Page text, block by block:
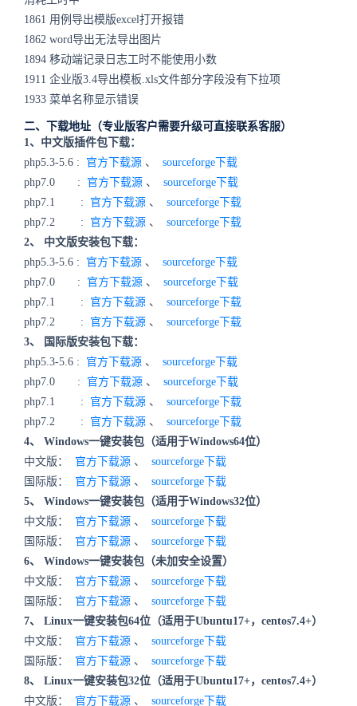
1861 用例导出模版excel打开报错
1862 word导出无法导出图片
1894 移动端记录日志工时不能使用小数
1911 企业版3.4导出模板.xls文件部分字段没有下拉项
1933 菜单名称显示错误
二、下载地址（专业版客户需要升级可直接联系客服）
1、中文版插件包下载：
php5.3-5.6 : 官方下载源 、 sourceforge下载
php7.0 : 官方下载源 、 sourceforge下载
php7.1 : 官方下载源 、 sourceforge下载
php7.2 : 官方下载源 、 sourceforge下载
2、 中文版安装包下载：
php5.3-5.6 : 官方下载源 、 sourceforge下载
php7.0 : 官方下载源 、 sourceforge下载
php7.1 : 官方下载源 、 sourceforge下载
php7.2 : 官方下载源 、 sourceforge下载
3、 国际版安装包下载：
php5.3-5.6 : 官方下载源 、 sourceforge下载
php7.0 : 官方下载源 、 sourceforge下载
php7.1 : 官方下载源 、 sourceforge下载
php7.2 : 官方下载源 、 sourceforge下载
4、 Windows一键安装包（适用于Windows64位）
中文版： 官方下载源 、 sourceforge下载
国际版： 官方下载源 、 sourceforge下载
5、 Windows一键安装包（适用于Windows32位）
中文版： 官方下载源 、 sourceforge下载
国际版： 官方下载源 、 sourceforge下载
6、 Windows一键安装包（未加安全设置）
中文版： 官方下载源 、 sourceforge下载
国际版： 官方下载源 、 sourceforge下载
7、 Linux一键安装包64位（适用于Ubuntu17+，centos7.4+）
中文版： 官方下载源 、 sourceforge下载
国际版： 官方下载源 、 sourceforge下载
8、 Linux一键安装包32位（适用于Ubuntu17+，centos7.4+）
中文版： 官方下载源 、 sourceforge下载